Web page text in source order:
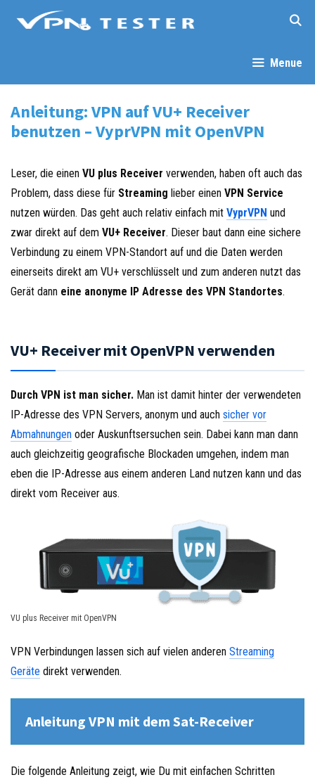
Menue
Anleitung: VPN auf VU+ Receiver
benutzen – VyprVPN mit OpenVPN
Leser, die einen VU plus Receiver verwenden, haben oft auch das
Problem, dass diese für Streaming lieber einen VPN Service
nutzen würden. Das geht auch relativ einfach mit VyprVPN und
zwar direkt auf dem VU+ Receiver. Dieser baut dann eine sichere
Verbindung zu einem VPN-Standort auf und die Daten werden
einerseits direkt am VU+ verschlüsselt und zum anderen nutzt das
Gerät dann eine anonyme IP Adresse des VPN Standortes.
VU+ Receiver mit OpenVPN verwenden
Durch VPN ist man sicher. Man ist damit hinter der verwendeten
IP-Adresse des VPN Servers, anonym und auch sicher vor
Abmahnungen oder Auskunftsersuchen sein. Dabei kann man dann
auch gleichzeitig geografische Blockaden umgehen, indem man
eben die IP-Adresse aus einem anderen Land nutzen kann und das
direkt vom Receiver aus.
VU plus Receiver mit OpenVPN
VPN Verbindungen lassen sich auf vielen anderen Streaming
Geräte direkt verwenden.
Anleitung VPN mit dem Sat-Receiver
Die folgende Anleitung zeigt, wie Du mit einfachen Schritten